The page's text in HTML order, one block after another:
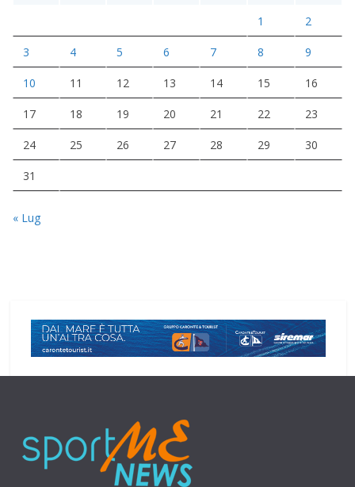
1 2
3 4 5 6 7 8 9
10 11 12 13 14 15 16
17 18 19 20 21 22 23
24 25 26 27 28 29 30
31
« Lug